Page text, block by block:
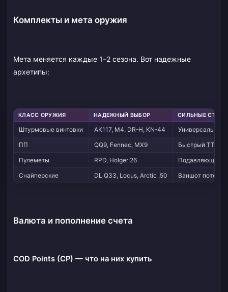
Комплекты и мета оружия
Мета меняется каждые 1–2 сезона. Вот надежные
архетипы:
КЛАСС ОРУЖИЯ НАДЕЖНЫЙ ВЫБОР СИЛЬНЫЕ
Штурмовые винтовки AK117, M4, DR-H, KN-44
ПП
QQ9, Fennec, MX9
Быстрый ТТК
Пулеметы
RPD, Holger 26
Подавляющий
Снайперские
DL Q33, Locus, Arctic .50 Ваншот
Валюта и пополнение счета
COD Points (CP) — что на них купить